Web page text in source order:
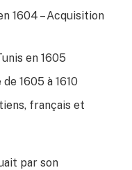
1604 – Acquisition
en 1605
1605 à 1610
français et
par son